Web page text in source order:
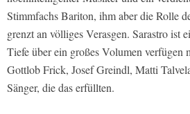
Stimmfachs Bariton, ihm aber die Rolle
grenzt an völliges Verasgen. Sarastro ist
Tiefe über ein großes Volumen verfügen
Gottlob Frick, Josef Greindl, Matti
Sänger, die das erfüllten.